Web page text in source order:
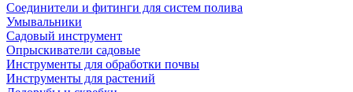
Соединители и фитинги для систем полива
Умывальники
Садовый инструмент
Опрыскиватели садовые
Инструменты для обработки почвы
Инструменты для растений